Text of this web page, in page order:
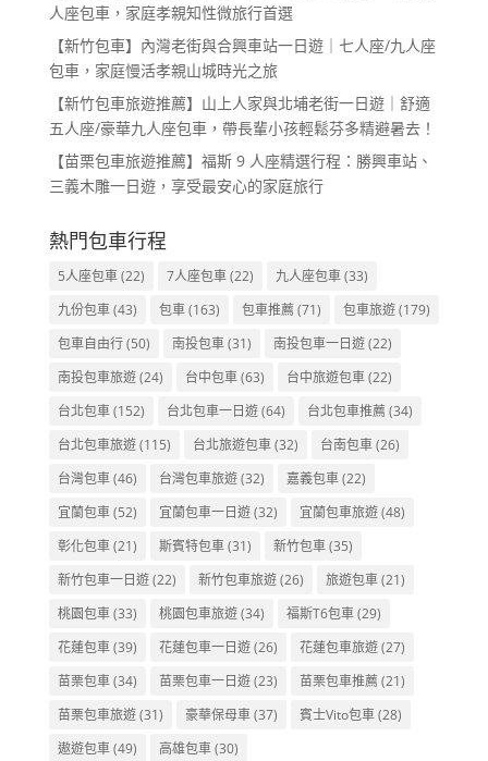
人座包車，家庭孝親知性微旅行首選
【新竹包車】內灣老街與合興車站一日遊｜七人座/九人座
包車，家庭慢活孝親山城時光之旅
【新竹包車旅遊推薦】山上人家與北埔老街一日遊｜舒適
五人座/豪華九人座包車，帶長輩小孩輕鬆芬多精避暑去！
【苗栗包車旅遊推薦】福斯 9 人座精選行程：勝興車站、
三義木雕一日遊，享受最安心的家庭旅行
熱門包車行程
5人座包車(22) 7人座包車(22) 九人座包車(33)
九份包車(43) 包車(163) 包車推薦(71) 包車旅遊(179)
包車自由行(50) 南投包車(31) 南投包車一日遊(22)
南投包車旅遊(24) 台中包車(63) 台中旅遊包車(22)
台北包車(152) 台北包車一日遊(64) 台北包車推薦(34)
台北包車旅遊(115) 台北旅遊包車(32) 台南包車(26)
台灣包車(46) 台灣包車旅遊(32) 嘉義包車(22)
宜蘭包車(52) 宜蘭包車一日遊(32) 宜蘭包車旅遊(48)
彰化包車(21) 斯賓特包車(31) 新竹包車(35)
新竹包車一日遊(22) 新竹包車旅遊(26) 旅遊包車(21)
桃園包車(33) 桃園包車旅遊(34) 福斯T6包車(29)
花蓮包車(39) 花蓮包車一日遊(26) 花蓮包車旅遊(27)
苗栗包車(34) 苗栗包車一日遊(23) 苗栗包車推薦(21)
苗栗包車旅遊(31) 豪華保母車(37) 賓士Vito包車(28)
遨遊包車(49) 高雄包車(30)